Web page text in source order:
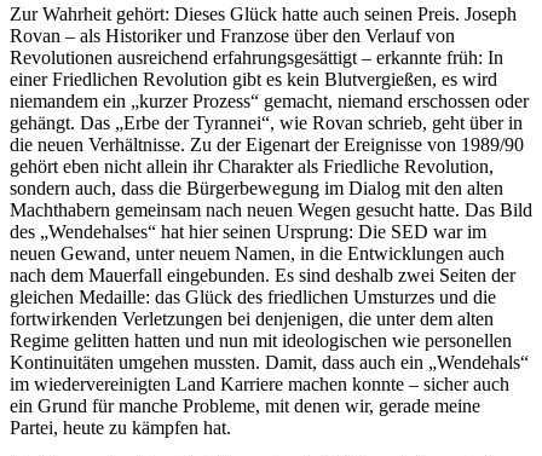
Zur Wahrheit gehört: Dieses Glück hatte auch seinen Preis. Joseph
Rovan – als Historiker und Franzose über den Verlauf von
Revolutionen ausreichend erfahrungsgesättigt – erkannte früh: In
einer Friedlichen Revolution gibt es kein Blutvergießen, es wird
niemandem ein „kurzer Prozess“ gemacht, niemand erschossen oder
gehängt. Das „Erbe der Tyrannei“, wie Rovan schrieb, geht über in
die neuen Verhältnisse. Zu der Eigenart der Ereignisse von 1989/90
gehört eben nicht allein ihr Charakter als Friedliche Revolution,
sondern auch, dass die Bürgerbewegung im Dialog mit den alten
Machthabern gemeinsam nach neuen Wegen gesucht hatte. Das Bild
des „Wendehalses“ hat hier seinen Ursprung: Die SED war im
neuen Gewand, unter neuem Namen, in die Entwicklungen auch
nach dem Mauerfall eingebunden. Es sind deshalb zwei Seiten der
gleichen Medaille: das Glück des friedlichen Umsturzes und die
fortwirkenden Verletzungen bei denjenigen, die unter dem alten
Regime gelitten hatten und nun mit ideologischen wie personellen
Kontinuitäten umgehen mussten. Damit, dass auch ein „Wendehals“
im wiedervereinigten Land Karriere machen konnte – sicher auch
ein Grund für manche Probleme, mit denen wir, gerade meine
Partei, heute zu kämpfen hat.